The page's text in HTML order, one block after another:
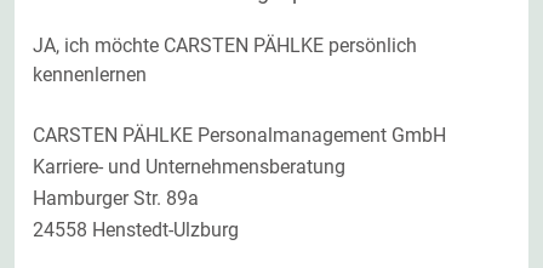
JA, ich möchte CARSTEN PÄHLKE persönlich
kennenlernen
CARSTEN PÄHLKE Personalmanagement GmbH
Karriere- und Unternehmensberatung
Hamburger Str. 89a
24558 Henstedt-Ulzburg